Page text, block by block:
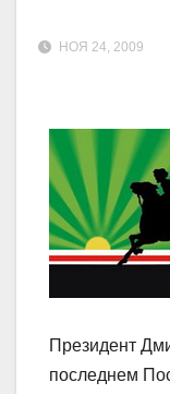
НОЯ 24, 2009
Президент
последнем